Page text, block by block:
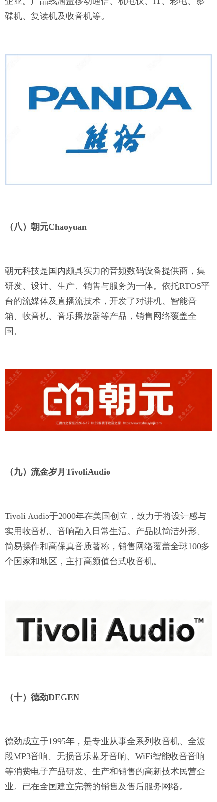
碟机、复读机及收音机等。
（八）朝元Chaoyuan
朝元科技是国内颇具实力的音频数码设备提供商，集
研发、设计、生产、销售与服务为一体。依托RTOS平
台的流媒体及直播流技术，开发了对讲机、智能音
箱、收音机、音乐播放器等产品，销售网络覆盖全
国。
（九）流金岁月 TivoliAudio
Tivoli Audio于2000年在美国创立，致力于将设计感与
实用收音机、音响融入日常生活。产品以简洁外形、
简易操作和高保真音质著称，销售网络覆盖全球100多
个国家和地区，主打高颜值台式收音机。
（十）德劲DEGEN
德劲成立于1995年，是专业从事全系列收音机、全波
段MP3音响、无损音乐蓝牙音响、WiFi智能收音音响
等消费电子产品研发、生产和销售的高新技术民营企
业。已在全国建立完善的销售及售后服务网络。